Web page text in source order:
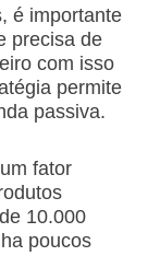
é importante
precisa de
com isso
permite
passiva.
fator
10.000
poucos